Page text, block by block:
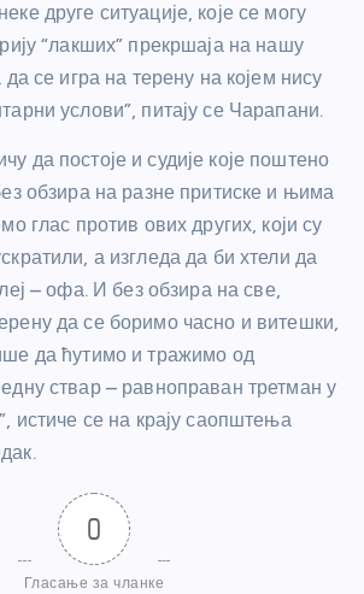
друге ситуације, које се могу
“лакших” прекршаја на нашу
се игра на терену на којем нису
услови”, питају се Чарапани.
да постоје и судије које поштено
обзира на разне притиске и њима
глас против ових других, који су
а изгледа да би хтели да
– офа. И без обзира на све,
да се боримо часно и витешки,
да ћутимо и тражимо од
ствар – равноправан третман у
истиче се на крају саопштења
0
Гласање за чланке